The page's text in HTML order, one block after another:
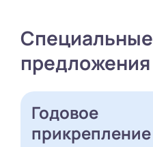
Специальные
предложения
Годовое
прикрепление